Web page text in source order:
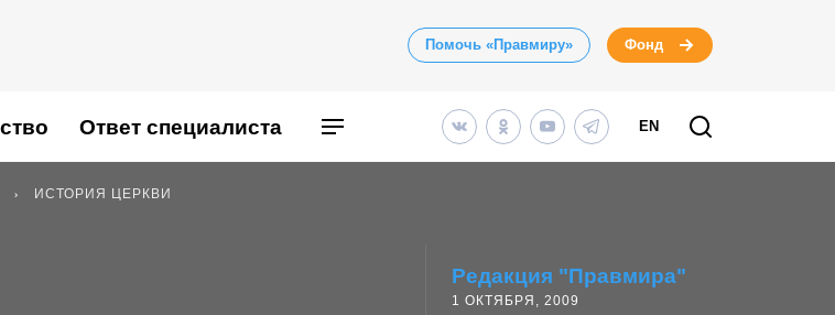
Помочь «Правмиру» Фонд
Ответ специалиста EN
ИСТОРИЯ ЦЕРКВИ
Редакция "Правмира"
1 ОКТЯБРЯ, 2009